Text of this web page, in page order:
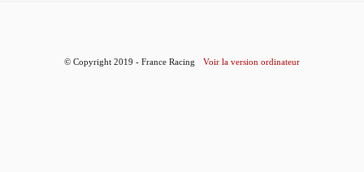
© Copyright 2019 - France Racing Voir la version ordinateur